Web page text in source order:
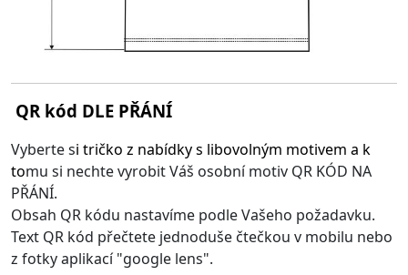
QR kód DLE PŘÁNÍ
Vyberte si tričko z nabídky s libovolným motivem a k
tomu si nechte vyrobit Váš osobní motiv QR KÓD NA
PŘÁNÍ.
Obsah QR kódu nastavíme podle Vašeho požadavku.
Text QR kód přečtete jednoduše čtečkou v mobilu nebo
z fotky aplikací "google lens".